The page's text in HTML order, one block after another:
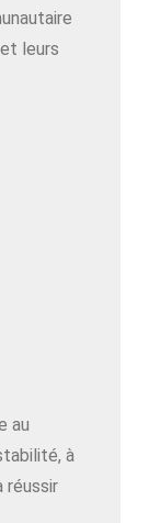
leurs
au
à
réussir